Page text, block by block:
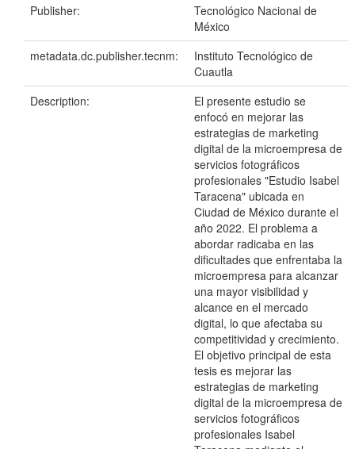
Publisher:
Tecnológico Nacional de
México
metadata.dc.publisher.tecnm:
Instituto Tecnológico de
Cuautla
Description:
El presente estudio se
enfocó en mejorar las
estrategias de marketing
digital de la microempresa de
servicios fotográficos
profesionales "Estudio Isabel
Taracena" ubicada en
Ciudad de México durante el
año 2022. El problema a
abordar radicaba en las
dificultades que enfrentaba la
microempresa para alcanzar
una mayor visibilidad y
alcance en el mercado
digital, lo que afectaba su
competitividad y crecimiento.
El objetivo principal de esta
tesis es mejorar las
estrategias de marketing
digital de la microempresa de
servicios fotográficos
profesionales Isabel